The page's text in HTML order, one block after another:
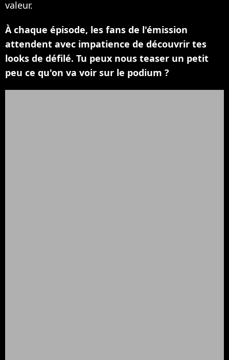
valeur.
À chaque épisode, les fans de l'émission
attendent avec impatience de découvrir tes
looks de défilé. Tu peux nous teaser un petit
peu ce qu'on va voir sur le podium ?